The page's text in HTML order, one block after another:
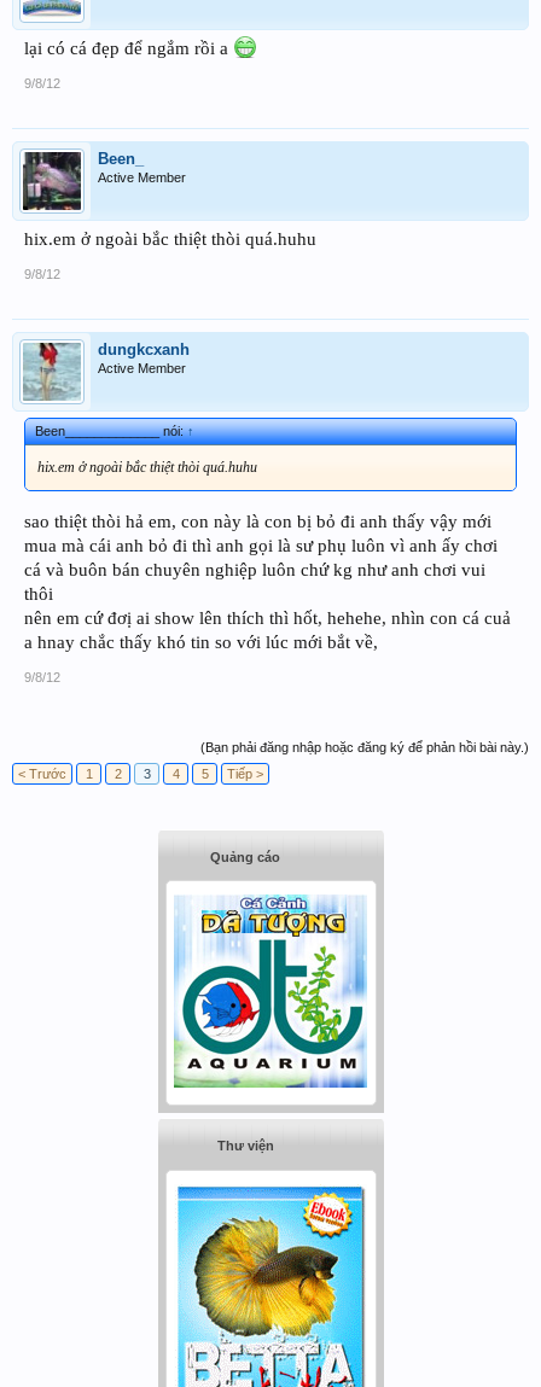
lại có cá đẹp để ngắm rồi a
9/8/12
Been_
Active Member
hix.em ở ngoài bắc thiệt thòi quá.huhu
9/8/12
dungkcxanh
Active Member
Been_____________ nói:↑
hix.em ở ngoài bắc thiệt thòi quá.huhu
sao thiệt thòi hả em, con này là con bị bỏ đi anh thấy vậy mới
mua mà cái anh bỏ đi thì anh gọi là sư phụ luôn vì anh ấy chơi
cá và buôn bán chuyên nghiệp luôn chứ kg như anh chơi vui
thôi
nên em cứ đơị ai show lên thích thì hốt, hehehe, nhìn con cá cuả
a hnay chắc thấy khó tin so với lúc mới bắt về,
9/8/12
(Bạn phải đăng nhập hoặc đăng ký để phản hồi bài này.)
< Trước
1 2 3 4 5 Tiếp >
Quảng cáo
Thư viện